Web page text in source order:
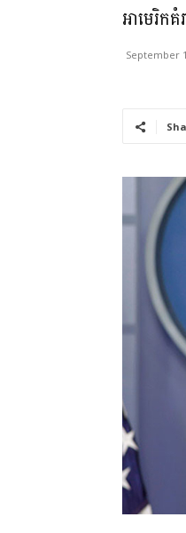
អាមេរិក
September